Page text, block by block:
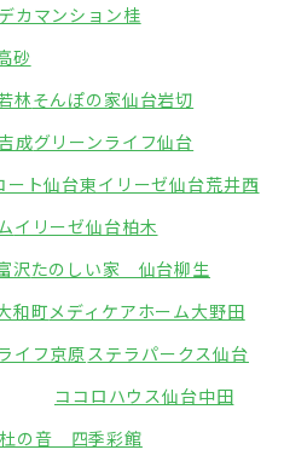
カマンション桂
砂
林そんぽの家仙台岩切
成グリーンライフ仙台
ート仙台東イリーゼ仙台荒井西
イリーゼ仙台柏木
沢たのしい家 仙台柳生
和町 メディケアホーム大野田
イフ京原 ステラパークス仙台
ココロハウス仙台中田
の音 四季彩館